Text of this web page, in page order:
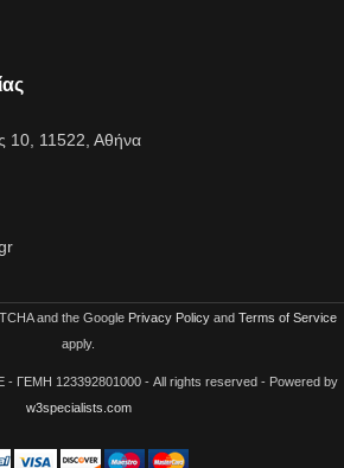
10, 11522, Αθήνα
and the Google Privacy Policy and Terms of Service
apply.
- ΓΕΜΗ 123392801000 - All rights reserved - Powered by
w3specialists.com